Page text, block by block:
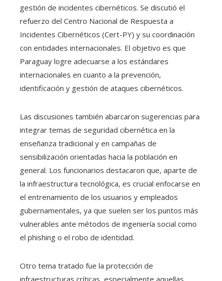
gestión de incidentes cibernéticos. Se discutió el
refuerzo del Centro Nacional de Respuesta a
Incidentes Cibernéticos (Cert-PY) y su coordinación
con entidades internacionales. El objetivo es que
Paraguay logre adecuarse a los estándares
internacionales en cuanto a la prevención,
identificación y gestión de ataques cibernéticos.
Las discusiones también abarcaron sugerencias para
integrar temas de seguridad cibernética en la
enseñanza tradicional y en campañas de
sensibilización orientadas hacia la población en
general. Los funcionarios destacaron que, aparte de
la infraestructura tecnológica, es crucial enfocarse en
el entrenamiento de los usuarios y empleados
gubernamentales, ya que suelen ser los puntos más
vulnerables ante métodos de ingeniería social como
el phishing o el robo de identidad.
Otro tema tratado fue la protección de